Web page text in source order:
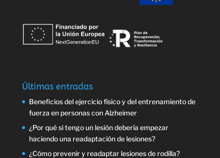
Últimas entradas
Beneficios del ejercicio físico y del entrenamiento de
fuerza en personas con Alzheimer
¿Por qué si tengo un lesión debería empezar
haciendo una readaptación de lesiones?
¿Cómo prevenir y readaptar lesiones de rodilla?